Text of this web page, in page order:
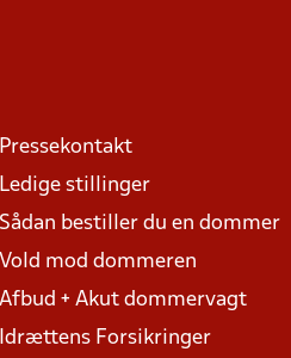
Pressekontakt
Ledige stillinger
Sådan bestiller du en dommer
Vold mod dommeren
Afbud + Akut dommervagt
Idrættens Forsikringer